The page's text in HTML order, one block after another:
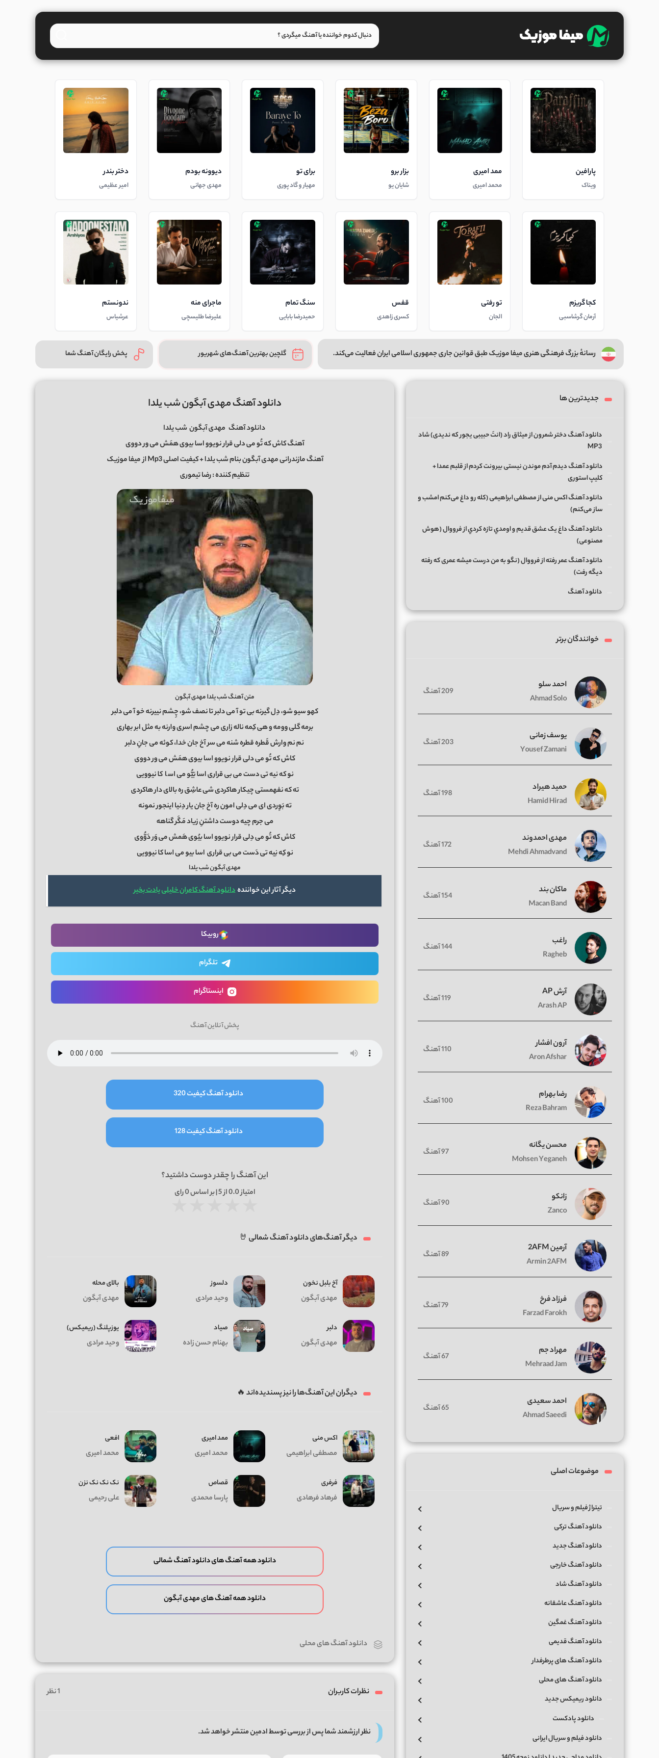
پارافین
ویناک
ممد امیری
محمد امیری
بزار برو
شایان یو
برای تو
مهیار و گاد پوری
دیوونه بودم
مهدی جهانی
دختر بندر
امیر عظیمی
کجا گریزم
آرمان گرشاسبی
تو رفتی
الجان
قفس
کسری زاهدی
سنگ تمام
حمیدرضا بابایی
ماجرای منه
علیرضا طلیسچی
ندونستم
عرشیاس
رسانهٔ بزرگ فرهنگی هنری میفا موزیک طبق قوانین جاری جمهوری اسلامی ایران فعالیت می‌کند. گلچین بهترین آهنگ‌های شهریور پخش رایگان آهنگ شما
دانلود آهنگ مهدی آبگون شب یلدا
دانلود آهنگ مهدی آبگون شب یلدا
آهنگ کاش که تُو می دلی قرار نویوو اسا بیوی همَش می ور دووی
آهنگ مازندرانی مهدی آبگون بنام شب یلدا + کیفیت اصلی Mp3 از
میفا موزیک
تنظیم کننده : رضا تیموری
متن آهنگ شب یلدا مهدی آبگون
کهو سیو شو، دِل گیرنه بی تو آ می دلبر تا نصف شو، چِشم نییرنه خو آ می دلبر
برمه گلی وومه و هی کِمه ناله زاری می چشم اسری وارنه به مثل ابر بهاری
نم نم وارش قَطره قطره شنه می سر آخ جان خدا، کوئه می جانِ دلبر
کاش که تُو می دلی قرار نویوو اسا بیوی همَش می ور دووی
نو که نیه تی دست می بی قراری اسا بَیُّو می اسا کا نیوویی
ته که نفهمستی چیکار هاکردی شی عاشِق ره بالای دار هاکردی
ته بَوِردی ای می دِلی امون ره آخ جان یار دِنیا اینجور نمونه
می جرم چیه دوست داشتنِ زیاد مَگَر گناهه
کاش که تُو می دِلی قرار نویوو اسا بیُوی هَمش می وَر دَوُّوی
نو کِه نِیه تی دَست می بی قراری اسا بیو می اسا کا نیوویی
مهدی آبگون شب یلدا
دیگر آثار این خوانندهدانلود آهنگ کامران خلیلی یادت بخیر
روبیکا
تلگرام
اینستاگرام
پخش آنلاین آهنگ
دانلود آهنگ کیفیت 320
دانلود آهنگ کیفیت 128
این آهنگ را چقدر دوست داشتید؟
امتیاز0.0از 5 | بر اساس 0رای
دیگر آهنگ‌های دانلود آهنگ شمالی 🤘
آخ بلبل نخون
مهدی آبگون
دلسوز
وحید مرادی
بالای محله
مهدی آبگون
دلبر
مهدی آبگون
صیاد
بهنام حسن زاده
یوزپلنگ (ریمیکس)
وحید مرادی
دیگران این آهنگ‌ها را نیز پسندیده‌اند 🔥
اکس منی
مصطفی ابراهیمی
ممد امیری
محمد امیری
افعی
محمد امیری
فرفری
فرهاد فرهادی
قصاص
پارسا محمدی
نک نک نک نزن
علی رحیمی
دانلود همه آهنگ های دانلود آهنگ شمالی
دانلود همه آهنگ های مهدی آبگون
دانلود آهنگ های محلی
نظرات کاربران 1 نظر
نظر ارزشمند شما پس از بررسی توسط ادمین منتشر خواهد شد.
جدیدترین ها
دانلود آهنگ دختر شمرون از میثاق راد (انتَ حبیبی یجور که ندیدی) شاد
MP3
دانلود آهنگ دیدم آدم موندن نیستی بیرونت کردم از قلبم عمدا +
کلیپ استوری
دانلود آهنگ اکس منی از مصطفی ابراهیمی (کله رو داغ می‌کنم امشب و
ساز می‌کنم)
دانلود آهنگ داغ يک عشق قديم و اومدي تازه کردي از فرووال (هوش
مصنوعی)
دانلود آهنگ عمر رفته از فرووال (نگو به من درست میشه عمری که رفته
دیگه رفت)
دانلود آهنگ
خوانندگان برتر
احمد سلو
Ahmad Solo
209 آهنگ
یوسف زمانی
Yousef Zamani
203 آهنگ
حمید هیراد
Hamid Hirad
198 آهنگ
مهدی احمدوند
Mehdi Ahmadvand
172 آهنگ
ماکان بند
Macan Band
154 آهنگ
راغب
Ragheb
144 آهنگ
آرش AP
Arash AP
119 آهنگ
آرون افشار
Aron Afshar
110 آهنگ
رضا بهرام
Reza Bahram
100 آهنگ
محسن یگانه
Mohsen Yeganeh
97 آهنگ
زانکو
Zanco
90 آهنگ
آرمین 2AFM
Armin 2AFM
89 آهنگ
فرزاد فرخ
Farzad Farokh
79 آهنگ
مهراد جم
Mehraad Jam
67 آهنگ
احمد سعیدی
Ahmad Saeedi
65 آهنگ
موضوعات اصلی
تیتراژ فیلم و سریال
دانلود آهنگ ترکی
دانلود آهنگ جدید
دانلود آهنگ خارجی
دانلود آهنگ شاد
دانلود آهنگ عاشقانه
دانلود آهنگ غمگین
دانلود آهنگ قدیمی
دانلود آهنگ های پرطرفدار
دانلود آهنگ های محلی
دانلود ریمیکس جدید
دانلود پادکست
دانلود فیلم و سریال ایرانی